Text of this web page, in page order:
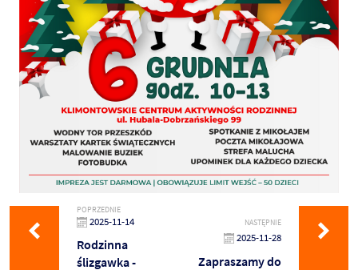
POPRZEDNIE
2025-11-14
Rodzinna
ślizgawka -
NASTĘPNIE
2025-11-28
Zapraszamy do